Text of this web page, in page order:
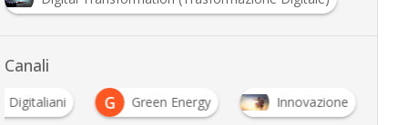
Canali
Digitaliani G Green Energy Innovazione